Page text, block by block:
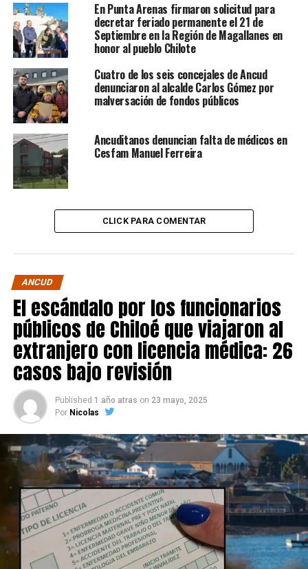
En Punta Arenas firmaron solicitud para
decretar feriado permanente el 21 de
Septiembre en la Región de Magallanes en
honor al pueblo Chilote
Cuatro de los seis concejales de Ancud
denunciaron al alcalde Carlos Gómez por
malversación de fondos públicos
Ancuditanos denuncian falta de médicos en
Cesfam Manuel Ferreira
CLICK PARA COMENTAR
ANCUD
El escándalo por los funcionarios
públicos de Chiloé que viajaron al
extranjero con licencia médica: 26
casos bajo revisión
Published 1 año atras on 23 mayo, 2025
Por Nicolas